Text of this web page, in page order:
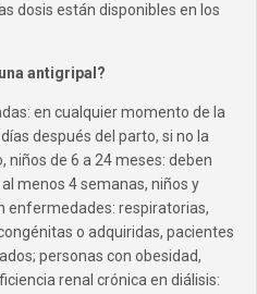
dosis están disponibles en los
antigripal?
en cualquier momento de la
después del parto, si no la
de 6 a 24 meses: deben
menos 4 semanas, niños y
enfermedades: respiratorias,
o adquiridas, pacientes
personas con obesidad,
renal crónica en diálisis: